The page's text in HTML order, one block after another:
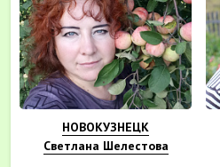
НОВОКУЗНЕЦК
Светлана Шелестова